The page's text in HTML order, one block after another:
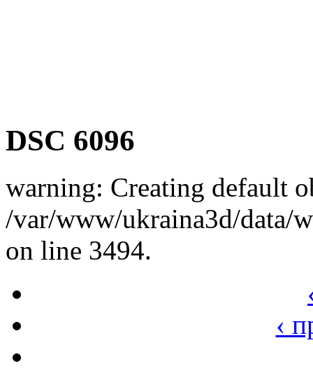
DSC 6096
warning: Creating default
/var/www/ukraina3d/data/
on line 3494.
‹